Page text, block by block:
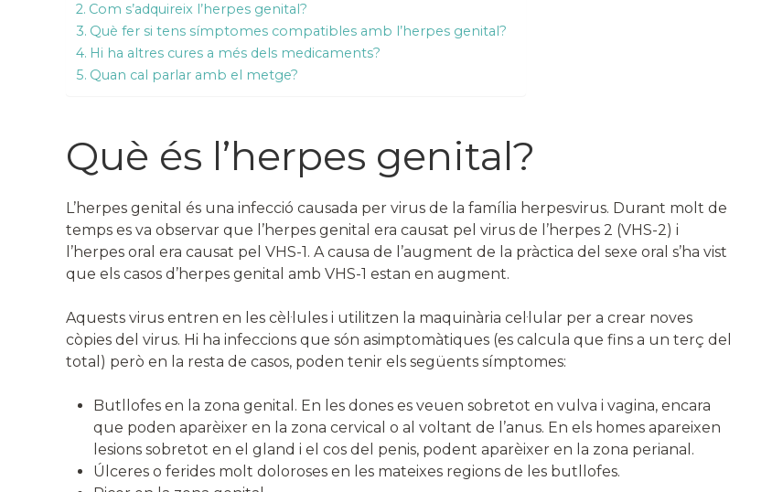
Com s’adquireix l’herpes genital?
Què fer si tens símptomes compatibles amb l’herpes genital?
Hi ha altres cures a més dels medicaments?
Quan cal parlar amb el metge?
Què és l’herpes genital?
L’herpes genital és una infecció causada per virus de la família herpesvirus. Durant molt de
temps es va observar que l’herpes genital era causat pel virus de l’herpes 2 (VHS-2) i
l’herpes oral era causat pel VHS-1. A causa de l’augment de la pràctica del sexe oral s’ha vist
que els casos d’herpes genital amb VHS-1 estan en augment.
Aquests virus entren en les cèl·lules i utilitzen la maquinària cel·lular per a crear noves
còpies del virus. Hi ha infeccions que són asimptomàtiques (es calcula que fins a un terç del
total) però en la resta de casos, poden tenir els següents símptomes:
Butllofes en la zona genital. En les dones es veuen sobretot en vulva i vagina, encara
que poden aparèixer en la zona cervical o al voltant de l’anus. En els homes apareixen
lesions sobretot en el gland i el cos del penis, podent aparèixer en la zona perianal.
Úlceres o ferides molt doloroses en les mateixes regions de les butllofes.